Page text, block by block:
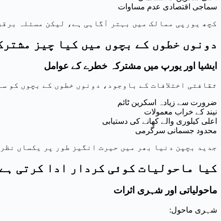
سماجی اقتصادی عدم مساوات
کچھ یورپی ممالک میں بہتر آگاہی ہے، لیکن مسئلہ
دونوں خطوں کے بچوں میں کیا چیز
ایشیا اور یورپ میں مشترکہ خطرے کے عوامل
ثقافتی اختلافات کے باوجود، دونوں خطوں کے بچوں کو
ضرورت سے زیادہ اسکرین ٹائم
نیند کے خراب معمولات
اعلی کیلوری والے کھانے کی دستیابی
محدود جسمانی سرگرمی
جدید بچپن دنیا بھر میں حیرت انگیز طور پر یکساں نظر
کیا ماحولیات کوئی کردار ادا کرتی
ماحولیاتی اور شہری اثرات
شہری ماحول: